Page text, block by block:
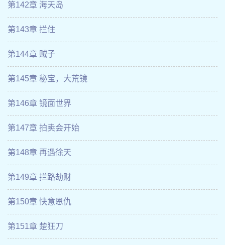
第142章 海天岛
第143章 拦住
第144章 贼子
第145章 秘宝，大荒镜
第146章 镜面世界
第147章 拍卖会开始
第148章 再遇徐天
第149章 拦路劫财
第150章 快意恩仇
第151章 楚狂刀